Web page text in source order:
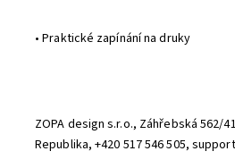
• Praktické zapínání na druky
ZOPA design s.r.o., Záhřebská 562/
Republika, +420 517 546 505,